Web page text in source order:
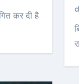
बिहार में बड़े वोट बैंक